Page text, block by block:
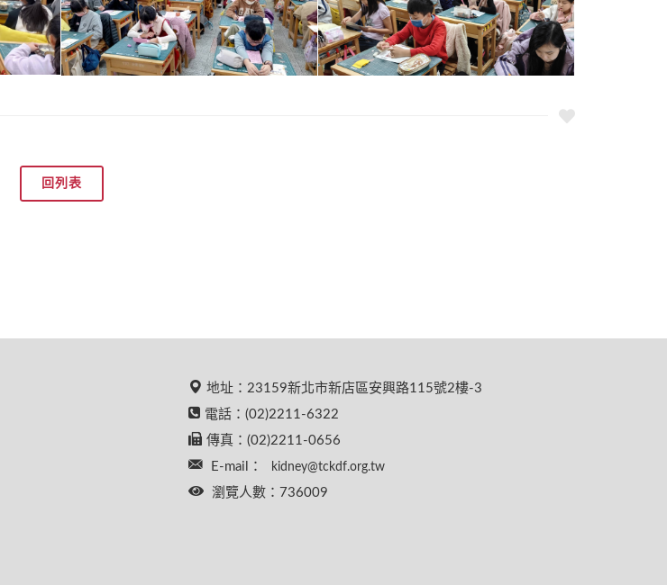
回列表
地址：23159新北市新店區安興路115號2樓-3
電話：(02)2211-6322
傳真：(02)2211-0656
E-mail：
kidney@tckdf.org.tw
瀏覽人數：736009